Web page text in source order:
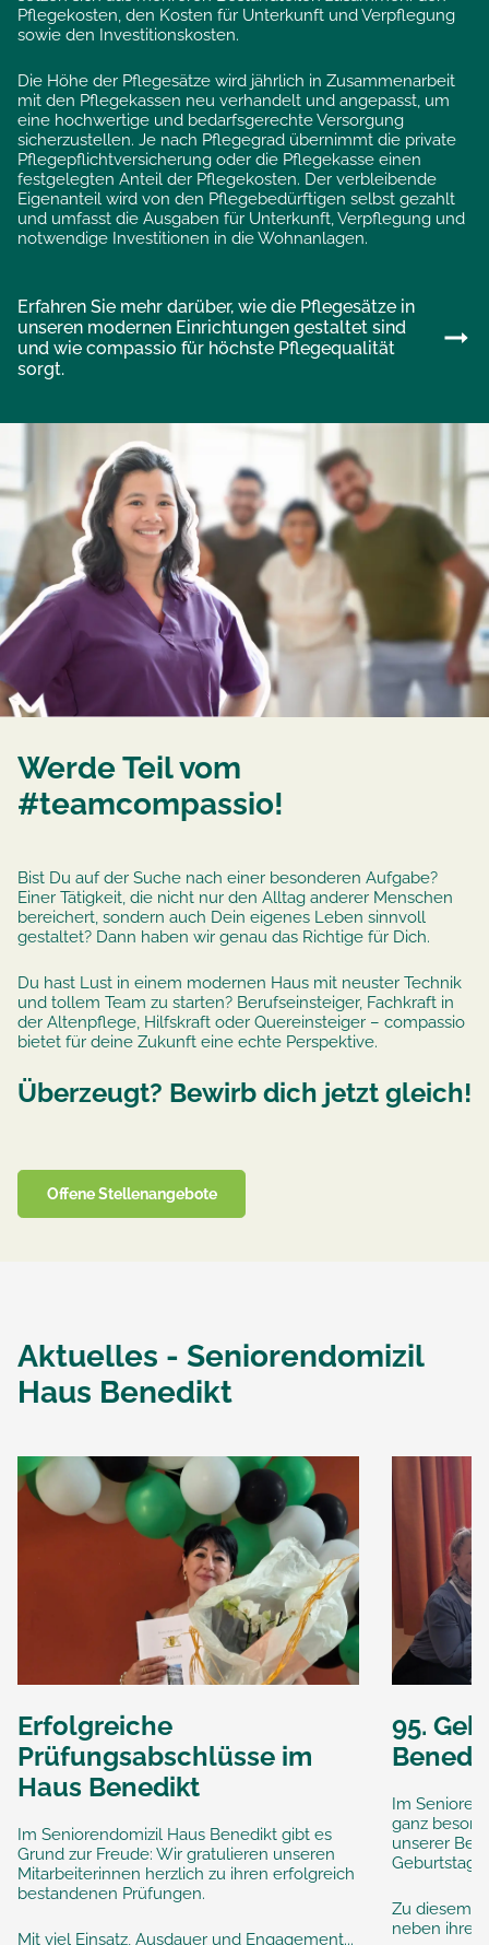
Pflegekosten, den Kosten für Unterkunft und Verpflegung
sowie den Investitionskosten.
Die Höhe der Pflegesätze wird jährlich in Zusammenarbeit
mit den Pflegekassen neu verhandelt und angepasst, um
eine hochwertige und bedarfsgerechte Versorgung
sicherzustellen. Je nach Pflegegrad übernimmt die private
Pflegepflichtversicherung oder die Pflegekasse einen
festgelegten Anteil der Pflegekosten. Der verbleibende
Eigenanteil wird von den Pflegebedürftigen selbst gezahlt
und umfasst die Ausgaben für Unterkunft, Verpflegung und
notwendige Investitionen in die Wohnanlagen.
Erfahren Sie mehr darüber, wie die Pflegesätze in
unseren modernen Einrichtungen gestaltet sind
und wie compassio für höchste Pflegequalität
sorgt.
Werde Teil vom
#teamcompassio!
Bist Du auf der Suche nach einer besonderen Aufgabe?
Einer Tätigkeit, die nicht nur den Alltag anderer Menschen
bereichert, sondern auch Dein eigenes Leben sinnvoll
gestaltet? Dann haben wir genau das Richtige für Dich.
Du hast Lust in einem modernen Haus mit neuster Technik
und tollem Team zu starten? Berufseinsteiger, Fachkraft in
der Altenpflege, Hilfskraft oder Quereinsteiger – compassio
bietet für deine Zukunft eine echte Perspektive.
Überzeugt? Bewirb dich jetzt gleich!
Offene Stellenangebote
Aktuelles - Seniorendomizil
Haus Benedikt
Erfolgreiche
Prüfungsabschlüsse im
Haus Benedikt
Im Seniorendomizil Haus Benedikt gibt es
Grund zur Freude: Wir gratulieren unseren
Mitarbeiterinnen herzlich zu ihren erfolgreich
bestandenen Prüfungen.
Mit viel Einsatz, Ausdauer und Engagement...
95.
Im
ganz
unserer
Geburtstag
Zu diesem
neben